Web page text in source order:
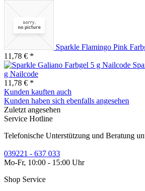
Sparkle Flamingo Pink
11,78 € *
g Nailcode
11,78 € *
Kunden kauften auch
Kunden haben sich ebenfalls angesehen
Zuletzt angesehen
Service Hotline
Telefonische Unterstützung und Beratung
039221 - 637 033
Mo-Fr, 10:00 - 15:00 Uhr
Shop Service